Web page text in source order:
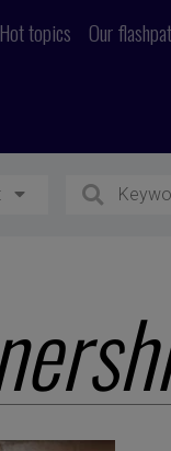
Hot topics Our